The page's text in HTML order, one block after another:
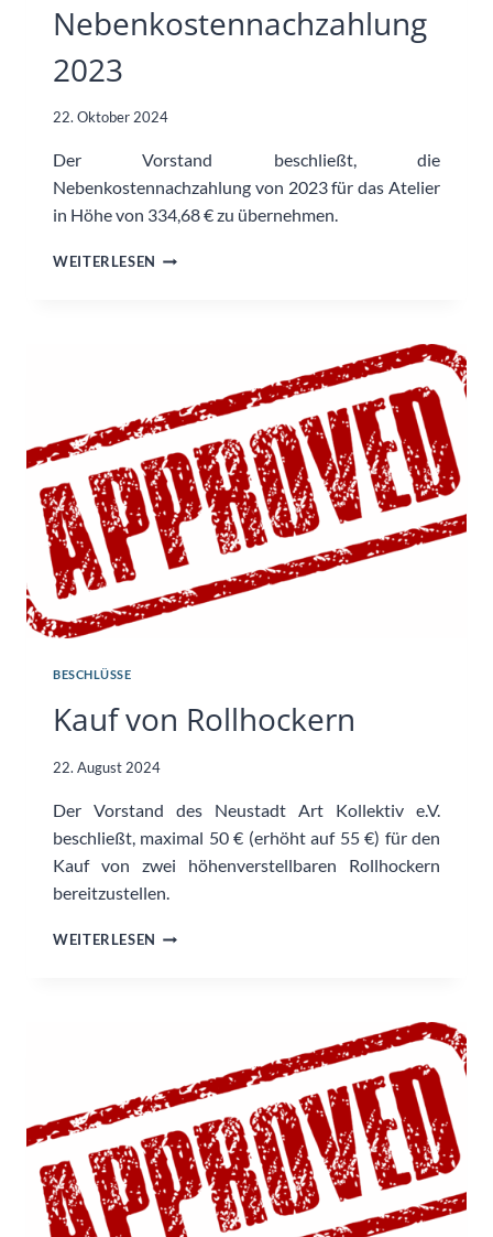
Nebenkostennachzahlung
2023
22. Oktober 2024
Der Vorstand beschließt, die
Nebenkostennachzahlung von 2023 für das Atelier
in Höhe von 334,68 € zu übernehmen.
WEITERLESEN NEBENKOSTENNACHZAHLUNG
BESCHLÜSSE
Kauf von Rollhockern
22. August 2024
Der Vorstand des Neustadt Art Kollektiv e.V.
beschließt, maximal 50 € (erhöht auf 55 €) für den
Kauf von zwei höhenverstellbaren Rollhockern
bereitzustellen.
WEITERLESEN KAUF